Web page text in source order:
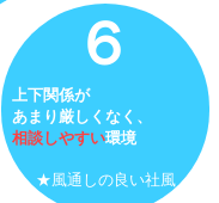
​６
上下関係が
あまり厳しくなく、
相談しやすい環境
​★風通しの良い社風